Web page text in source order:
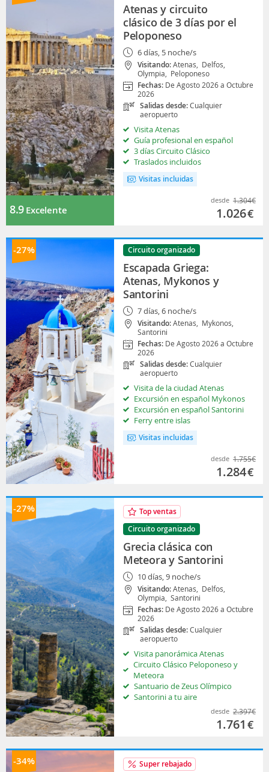
8.9Excelente
Atenas y circuito
clásico de 3 días por el
Peloponeso
6 días, 5 noche/s
Visitando:Atenas, Delfos,
Olympia, Peloponeso
Fechas: De Agosto 2026 a Octubre
2026
Salidas desde:Cualquier
aeropuerto
Visita Atenas
Guía profesional en español
3 días Circuito Clásico
Traslados incluidos
Visitas incluidas
desde 1.304€
1.026€
-27% Circuito organizado
Escapada Griega:
Atenas, Mykonos y
Santorini
7 días, 6 noche/s
Visitando:Atenas, Mykonos,
Santorini
Fechas: De Agosto 2026 a Octubre
2026
Salidas desde:Cualquier
aeropuerto
Visita de la ciudad Atenas
Excursión en español Mykonos
Excursión en español Santorini
Ferry entre islas
Visitas incluidas
desde 1.755€
1.284€
-27%
Top ventas
Circuito organizado
Grecia clásica con
Meteora y Santorini
10 días, 9 noche/s
Visitando:Atenas, Delfos,
Olympia, Santorini
Fechas: De Agosto 2026 a Octubre
2026
Salidas desde:Cualquier
aeropuerto
Visita panorámica Atenas
Circuito Clásico Peloponeso y
Meteora
Santuario de Zeus Olímpico
Santorini a tu aire
desde 2.397€
1.761 €
-34% Super rebajado